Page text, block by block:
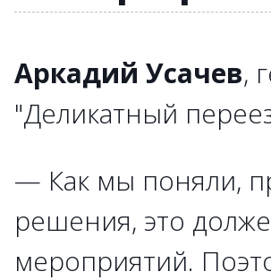
Аркадий Усачев,
"Деликатный
— Как мы поняли,
решения, это
мероприятий.